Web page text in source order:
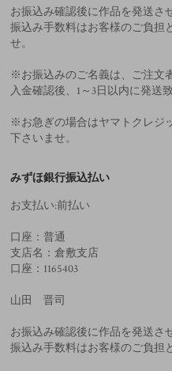
お振込み確認後に作品を発送さ
振込み手数料はお客様のご負担
せ。
※お振込みのご名義は、ご注文
入金確認後、1～3日以内に発送
※お急ぎの場合はヤマトクレジ
下さいませ。
みずほ銀行振込払い
お支払い:前払い
口座：普通
支店名：倉敷支店
口座：1165403
山田 晋司
お振込み確認後に作品を発送さ
振込み手数料はお客様のご負担